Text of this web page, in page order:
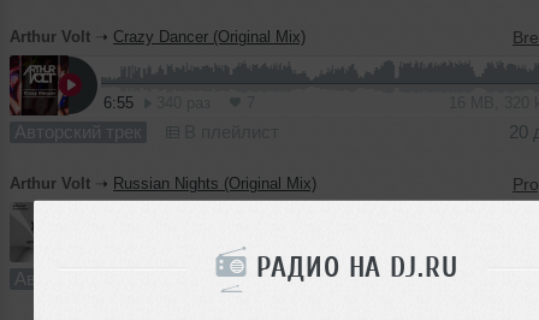
РАДИО НА DJ.RU
Arthur Volt ➝ Crazy Dancer (Original Mix)
6:55
Авторский трек 20
Arthur Volt ➝ Russian Nights (Original Mix)
Авторский трек В плейлист (в 1 плейлисте)